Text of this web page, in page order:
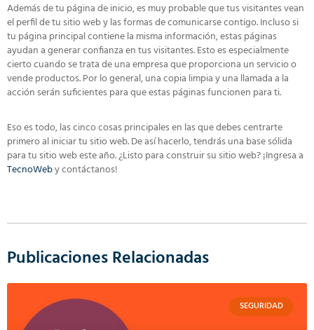
Además de tu página de inicio, es muy probable que tus visitantes vean
el perfil de tu sitio web y las formas de comunicarse contigo. Incluso si
tu página principal contiene la misma información, estas páginas
ayudan a generar confianza en tus visitantes. Esto es especialmente
cierto cuando se trata de una empresa que proporciona un servicio o
vende productos. Por lo general, una copia limpia y una llamada a la
acción serán suficientes para que estas páginas funcionen para ti.
Eso es todo, las cinco cosas principales en las que debes centrarte
primero al iniciar tu sitio web. De así hacerlo, tendrás una base sólida
para tu sitio web este año. ¿Listo para construir su sitio web? ¡Ingresa a
TecnoWeby contáctanos!
Publicaciones Relacionadas
SEGURIDAD